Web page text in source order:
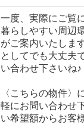
一度、実際にご覧
暮らしやすい周辺
がご案内いたしま
としてでも大丈夫
い合わせ下さいね♪
〈こちらの物件〉
軽にお問い合わせ
い希望額からお客